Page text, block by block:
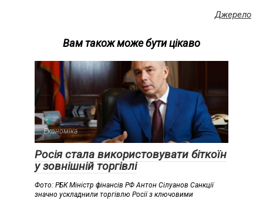
Джерело
Вам також може бути цікаво
Економіка
Росія стала використовувати біткоїн
у зовнішній торгівлі
Фото: РБК Міністр фінансів РФ Антон Сілуанов Санкції
значно ускладнили торгівлю Росії з ключовими